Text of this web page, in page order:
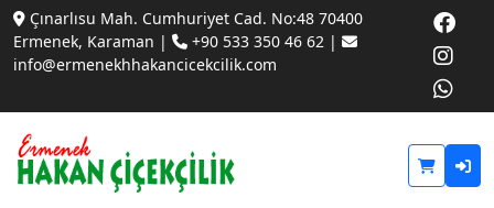
Çınarlısu Mah. Cumhuriyet Cad. No:48 70400
Ermenek, Karaman |
+90 533 350 46 62 |
info@ermenekhhakancicekcilik.com